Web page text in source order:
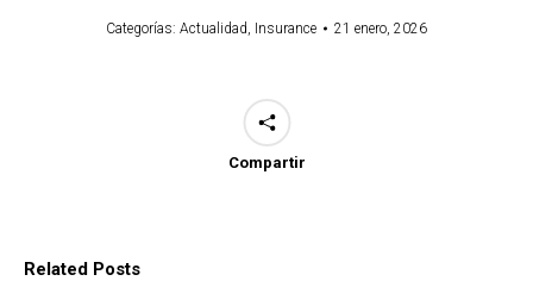
Categorías: Actualidad Insurance 21 enero, 2026
Compartir
Related Posts